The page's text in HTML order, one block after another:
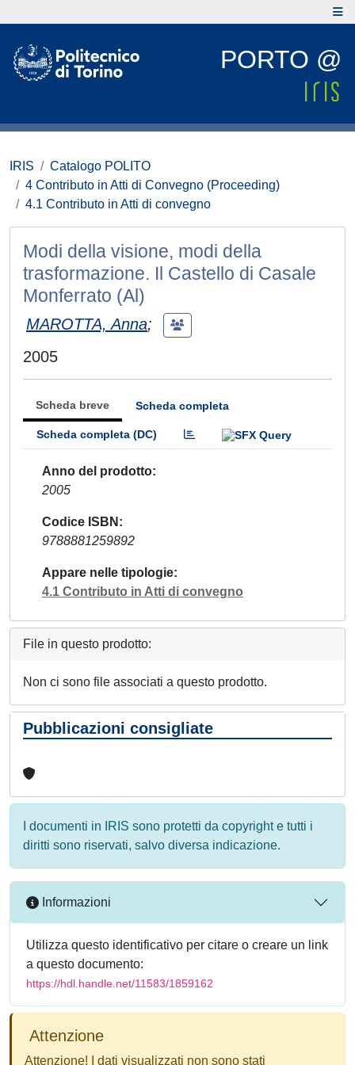
PORTO @
IRIS
Catalogo POLITO
4 Contributo in Atti di Convegno (Proceeding)
4.1 Contributo in Atti di convegno
Modi della visione, modi della
trasformazione. Il Castello di Casale
Monferrato (Al)
MAROTTA, Anna;
2005
Scheda breve Scheda completa
Scheda completa (DC)
Anno del prodotto
2005
Codice ISBN
9788881259892
Appare nelle tipologie
4.1 Contributo in Atti di convegno
File in questo prodotto:
Non ci sono file associati a questo prodotto.
Pubblicazioni consigliate
I documenti in IRIS sono protetti da copyright e tutti i
diritti sono riservati, salvo diversa indicazione.
Informazioni
Utilizza questo identificativo per citare o creare un link
a questo documento:
https://hdl.handle.net/11583/1859162
Attenzione
Attenzione! I dati visualizzati non sono stati